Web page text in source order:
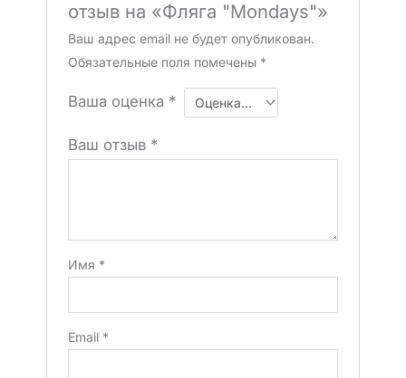
отзыв на «Фляга "Mondays"»
Ваш адрес email не будет опубликован.
Обязательные поля помечены *
Ваша оценка *
Ваш отзыв *
Имя *
Email *